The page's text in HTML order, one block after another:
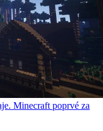
Minecraft poprvé za